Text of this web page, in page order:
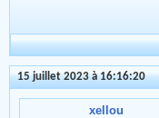
15 juillet 2023 à 16:16:20
xellou